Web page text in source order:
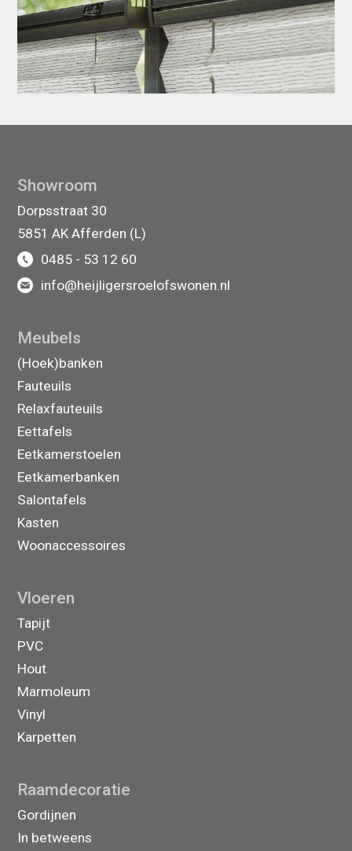
Showroom
Dorpsstraat 30
5851 AK Afferden (L)
0485 - 53 12 60
info@heijligersroelofswonen.nl
Meubels
(Hoek)banken
Fauteuils
Relaxfauteuils
Eettafels
Eetkamerstoelen
Eetkamerbanken
Salontafels
Kasten
Woonaccessoires
Vloeren
Tapijt
PVC
Hout
Marmoleum
Vinyl
Karpetten
Raamdecoratie
Gordijnen
In betweens